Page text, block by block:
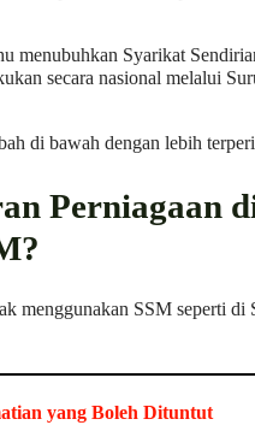
menubuhkan Syarikat
secara nasional melalui
di bawah dengan lebih
Perniagaan
menggunakan SSM seperti di
yang Boleh Dituntut